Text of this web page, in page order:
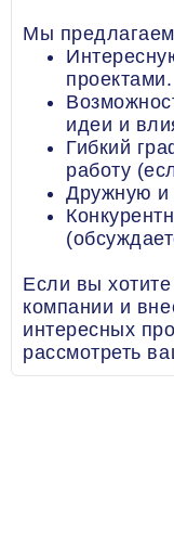
Мы
проектами.
идеи и
Гибкий
работу
Дружную и
Если вы
компании и
интересных
рассмотреть